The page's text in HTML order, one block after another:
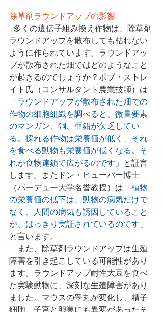
除草剤ラウンドアップの影響
ラウンドアップを散布しても枯れない
ように作られています。ラウンドアッ
プが散布された畑ではどのようなこと
が起きるのでしょうか？ボブ・ストレ
イト氏（コンサルタント農業技師）は
「ラウンドアップが散布された畑での
作物の細胞組織を調べると、微量要素
のマンガン、銅、亜鉛が欠乏してい
る。採れる作物は栄養価が低く、それ
を食べる動物も栄養価が低くなる。そ
れが食物連鎖で広がるのです」 と証言
します。またドン・ヒューバー博士
（パーデュー大学名誉教授）は 「植物
の栄養価の低下は、動物の病気だけで
なく、人間の病気も誘因していること
が、はっきり実証されているのです」
と言います。
障害を引き起こしている可能性があり
ます。ラウンドアップ耐性大豆を食べ
た実験動物に、深刻な生殖障害があり
ました。マウスの睾丸が変化し、精子